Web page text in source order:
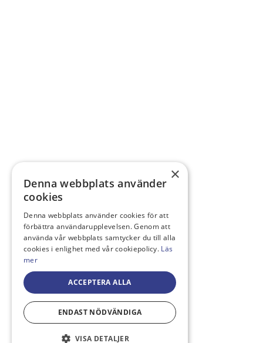
×
Denna webbplats använder
cookies
Denna webbplats använder cookies för att
förbättra användarupplevelsen. Genom att
använda vår webbplats samtycker du till alla
cookies i enlighet med vår cookiepolicy. Läs
mer
ACCEPTERA ALLA
ENDAST NÖDVÄNDIGA
VISA DETALJER